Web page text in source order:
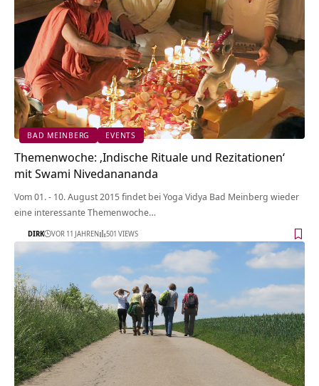
BAD MEINBERG EVENTS
Themenwoche: ‚Indische Rituale und Rezitationen‘
mit Swami Nivedanananda
Vom 01. - 10. August 2015 findet bei Yoga Vidya Bad Meinberg wieder
eine interessante Themenwoche…
DIRK VOR 11 JAHREN 501 VIEWS